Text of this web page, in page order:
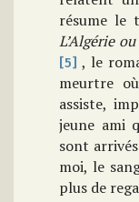
résume le
L’Algérie
[5] , le
meurtre
assiste,
jeune ami
sont
moi, le
plus de